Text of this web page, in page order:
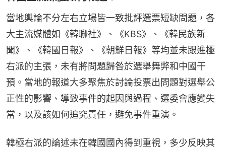
當地輿論不分左右立場皆一致批評選票短缺問題，各
大主流媒體如《韓聯社》、《KBS》、《韓民族新
聞》、《韓國日報》、《朝鮮日報》等均並未跟進極
右派的主張，未有將問題歸咎於選舉舞弊和中國干
預。當地的報道大多聚焦於討論投票出問題對選舉公
正性的影響、導致事件的起因與過程、選委會應變失
當，以及該如何追究責任，避免事件重演。
韓極右派的論述未在韓國國內得到重視，多少反映其